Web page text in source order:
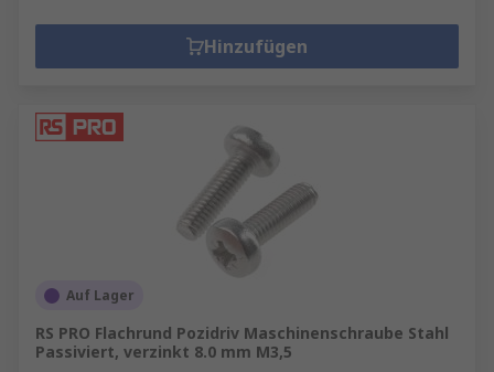
Hinzufügen
Auf Lager
RS PRO Flachrund Pozidriv Maschinenschraube Stahl
Passiviert, verzinkt 8.0 mm M3,5